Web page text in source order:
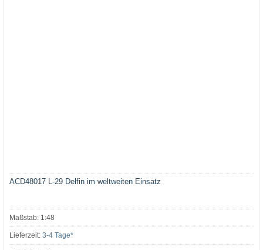
ACD48017 L-29 Delfin im weltweiten Einsatz
Maßstab: 1:48
Lieferzeit: 3-4 Tage*